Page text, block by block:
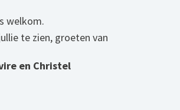
welkom.
te zien, groeten van
en Christel